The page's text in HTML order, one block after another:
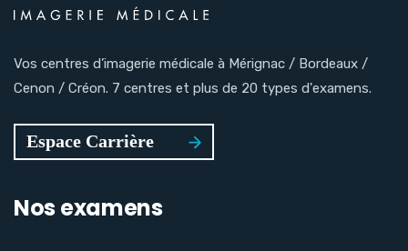
Vos centres d’imagerie médicale à Mérignac / Bordeaux /
Cenon / Créon. 7 centres et plus de 20 types d'examens.
Nos examens